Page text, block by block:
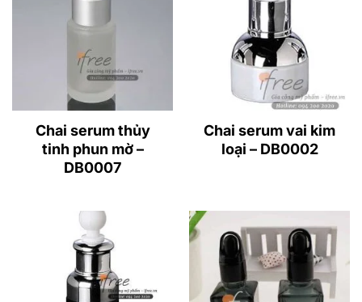
Chai serum thủy
tinh phun mờ –
DB0007
Chai serum vai kim
loại – DB0002